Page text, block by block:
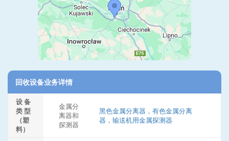
回收设备业务详情
设 备
类 型
（塑
料）
金属分
离器和
探测器
黑色金属分离器，有色金属分离
器，输送机用金属探测器